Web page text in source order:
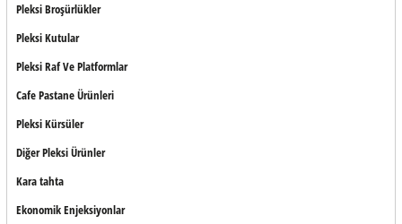
Pleksi Broşürlükler
Pleksi Kutular
Pleksi Raf Ve Platformlar
Cafe Pastane Ürünleri
Pleksi Kürsüler
Diğer Pleksi Ürünler
Kara tahta
Ekonomik Enjeksiyonlar